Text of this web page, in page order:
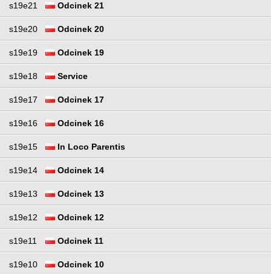
s19e21 Odcinek 21
s19e20 Odcinek 20
s19e19 Odcinek 19
s19e18 Service
s19e17 Odcinek 17
s19e16 Odcinek 16
s19e15 In Loco Parentis
s19e14 Odcinek 14
s19e13 Odcinek 13
s19e12 Odcinek 12
s19e11 Odcinek 11
s19e10 Odcinek 10